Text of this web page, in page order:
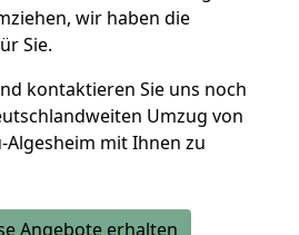
wir haben die
Sie.
kontaktieren Sie uns noch
Umzug von
mit Ihnen zu
Angebote erhalten